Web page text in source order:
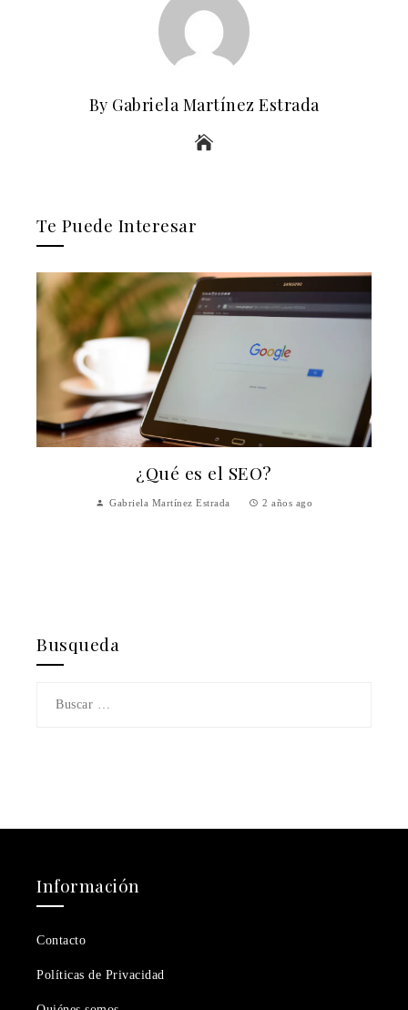
By Gabriela Martínez Estrada
Te Puede Interesar
¿Qué es el SEO?
Gabriela Martínez Estrada 2 años ago
Busqueda
Información
Contacto
Políticas de Privacidad